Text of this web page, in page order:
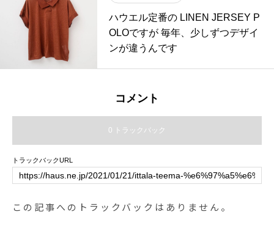
ハウエル定番の LINEN JERSEY P
OLOですが 毎年、少しずつデザイ
ンが違うんです
コメント
0 トラックバック
トラックバックURL
この記事へのトラックバックはありません。